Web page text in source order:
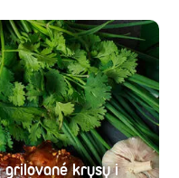
grilované krysy i